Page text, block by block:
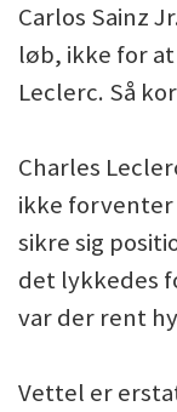
Carlos Sainz
løb, ikke for
Leclerc. Så
Charles
ikke
sikre sig
det lykkedes
var der rent
Vettel er